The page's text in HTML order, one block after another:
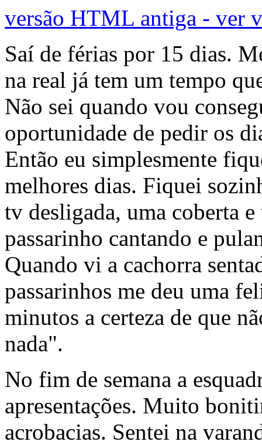
versão HTML antiga - ver
Saí de férias por 15 dias.
na real já tem um tempo
Não sei quando vou
oportunidade de pedir os
Então eu simplesmente
melhores dias. Fiquei
tv desligada, uma coberta
passarinho cantando e
Quando vi a cachorra
passarinhos me deu uma
minutos a certeza de que
nada".
No fim de semana a
apresentações. Muito
acrobacias. Sentei na